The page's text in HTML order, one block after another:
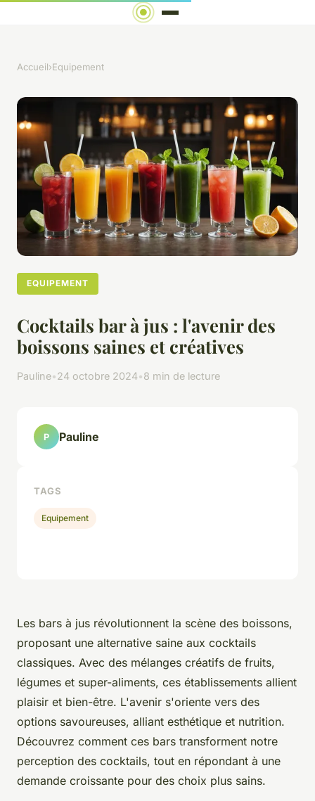
Accueil›Equipement
EQUIPEMENT
Cocktails bar à jus : l'avenir des
boissons saines et créatives
Pauline•24 octobre 2024•8 min de lecture
Les bars à jus révolutionnent la scène des boissons,
proposant une alternative saine aux cocktails
classiques. Avec des mélanges créatifs de fruits,
légumes et super-aliments, ces établissements allient
plaisir et bien-être. L'avenir s'oriente vers des
options savoureuses, alliant esthétique et nutrition.
Découvrez comment ces bars transforment notre
perception des cocktails, tout en répondant à une
demande croissante pour des choix plus sains.
P Pauline
TAGS
Equipement